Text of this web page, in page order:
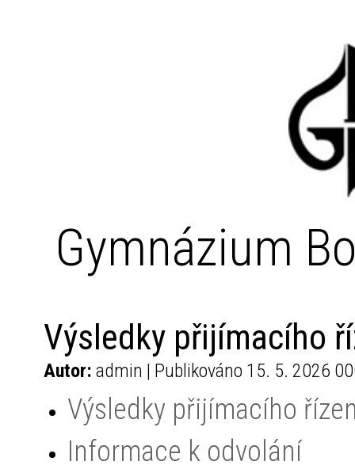
Gymnázium
Výsledky přijímacího
Autor: admin | Publikováno 15. 5. 2026
Výsledky přijímacího
Informace k odvolání